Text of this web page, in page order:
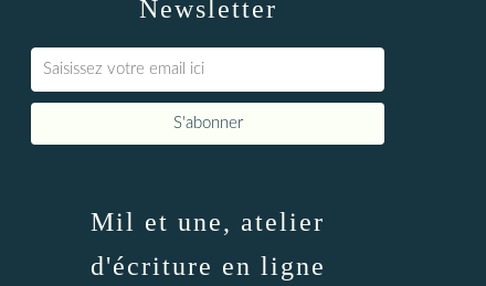
Newsletter
Mil et une, atelier
d'écriture en ligne